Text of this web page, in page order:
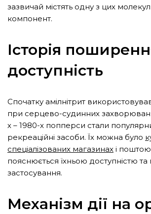
зазвичай містять одну з цих
компонент.
Історія
доступність
Спочатку амілнітрит
при серцево-судинних
х – 1980-х попперси стали
рекреаційні засоби. Їх можна було
спеціалізованих магазинах і
пояснюється їхньою доступністю
застосування.
Механізм дії на